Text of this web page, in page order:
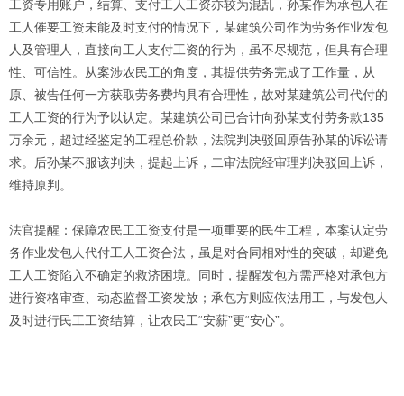
工资专用账户，结算、支付工人工资亦较为混乱，孙某作为承包人在
工人催要工资未能及时支付的情况下，某建筑公司作为劳务作业发包
人及管理人，直接向工人支付工资的行为，虽不尽规范，但具有合理
性、可信性。从案涉农民工的角度，其提供劳务完成了工作量，从
原、被告任何一方获取劳务费均具有合理性，故对某建筑公司代付的
工人工资的行为予以认定。某建筑公司已合计向孙某支付劳务款135
万余元，超过经鉴定的工程总价款，法院判决驳回原告孙某的诉讼请
求。后孙某不服该判决，提起上诉，二审法院经审理判决驳回上诉，
维持原判。
法官提醒：保障农民工工资支付是一项重要的民生工程，本案认定劳
务作业发包人代付工人工资合法，虽是对合同相对性的突破，却避免
工人工资陷入不确定的救济困境。同时，提醒发包方需严格对承包方
进行资格审查、动态监督工资发放；承包方则应依法用工，与发包人
及时进行民工工资结算，让农民工“安薪”更“安心”。